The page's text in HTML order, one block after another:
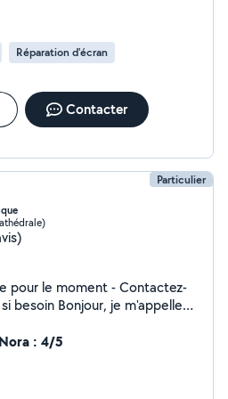
Réparation d'écran
Contacter
Particulier
pour le moment - Contactez-
je m'appelle
et efficacement tous
que ce soit des pannes
virales ou des soucis de
: 4/5